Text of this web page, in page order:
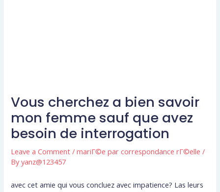
Vous cherchez a bien savoir
mon femme sauf que avez
besoin de interrogation
Leave a Comment /mariГ©e par correspondance rГ©elle /
Byyanz@123457
avec cet amie qui vous concluez avec impatience? Las leurs